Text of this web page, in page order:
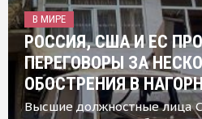
В МИРЕ
РОССИЯ, США И ЕС
ПЕРЕГОВОРЫ ЗА
ОБОСТРЕНИЯ В
Высшие должностные лица